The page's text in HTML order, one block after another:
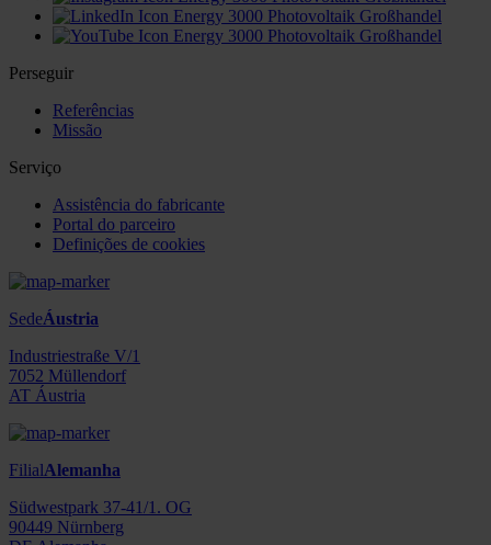
Perseguir
Referências
Missão
Serviço
Assistência do fabricante
Portal do parceiro
Definições de cookies
SedeÁustria
Industriestraße V/1
7052 Müllendorf
AT Áustria
FilialAlemanha
Südwestpark 37-41/1. OG
90449 Nürnberg